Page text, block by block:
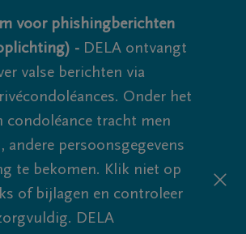
voor phishingberichten
- DELA ontvangt
valse berichten via
Onder het
condoléance tracht men
andere persoonsgegevens
te bekomen. Klik niet op
of bijlagen en controleer
DELA